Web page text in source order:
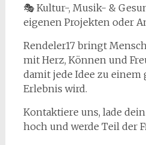
🎭 Kultur-, Musik- &
eigenen Projekten oder
Rendeler17 bringt
mit Herz, Können und
damit jede Idee zu einem
Erlebnis wird.
Kontaktiere uns, lade
hoch und werde Teil der